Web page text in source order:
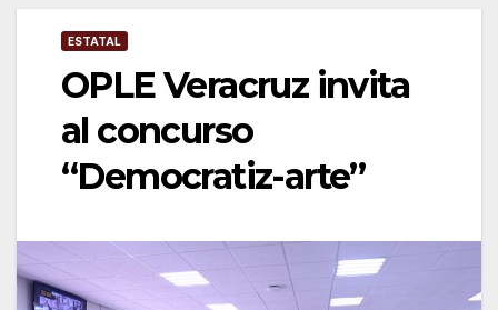
ESTATAL
OPLE Veracruz invita
al concurso
“Democratiz-arte”